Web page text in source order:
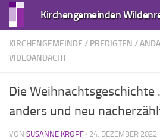
Zum Inhalt springen
KIRCHENGEMEINDE / PREDIGTEN /
VIDEOANDACHT
Die Weihnachtsgeschichte
anders und neu
VON SUSANNE KROPF · 24. DEZEMBER 2022